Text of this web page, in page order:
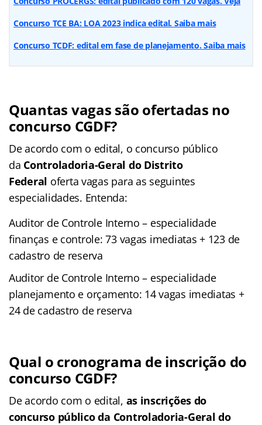
Concurso TCE BA: LOA 2023 indica edital. Saiba mais
Concurso TCDF: edital em fase de planejamento. Saiba mais
Quantas vagas são ofertadas no
concurso CGDF?
De acordo com o edital, o concurso público
da Controladoria-Geral do Distrito
Federal oferta vagas para as seguintes
especialidades. Entenda:
Auditor de Controle Interno – especialidade
finanças e controle: 73 vagas imediatas + 123 de
cadastro de reserva
Auditor de Controle Interno – especialidade
planejamento e orçamento: 14 vagas imediatas +
24 de cadastro de reserva
Qual o cronograma de inscrição do
concurso CGDF?
De acordo com o edital, as inscrições do
concurso público da Controladoria-Geral do